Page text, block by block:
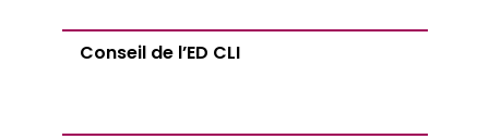
Conseil de l’ED CLI